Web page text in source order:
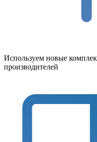
Используем новые
производителей